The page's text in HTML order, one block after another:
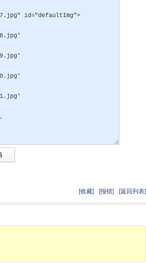
[收藏] [报错] [返回列表]